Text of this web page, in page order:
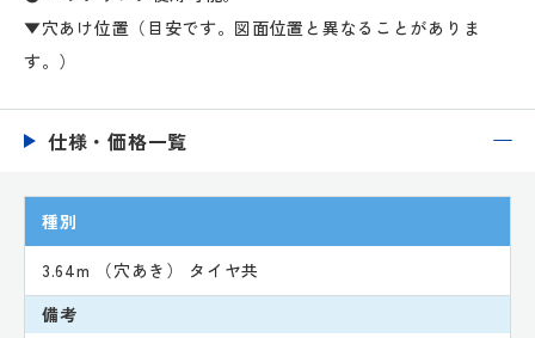
▼穴あけ位置（目安です。図面位置と異なることがありま
す。）
仕様・価格一覧
種別
3.64m （穴あき） タイヤ共
備考